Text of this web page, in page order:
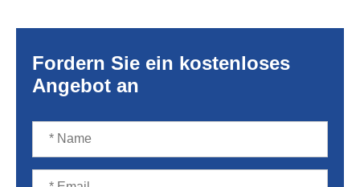
Fordern Sie ein kostenloses
Angebot an